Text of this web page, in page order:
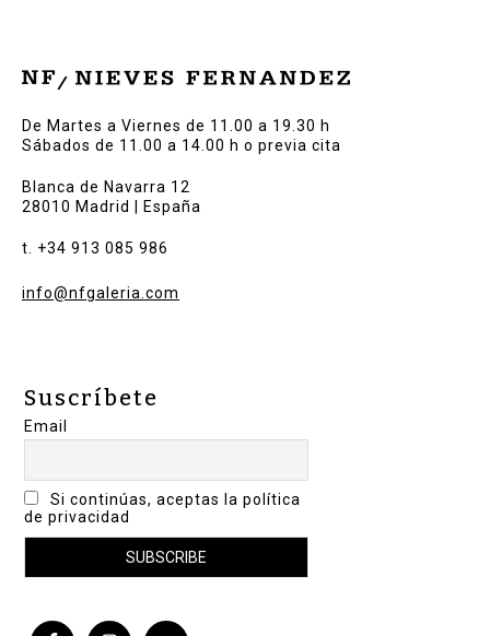
De Martes a Viernes de 11.00 a 19.30 h
Sábados de 11.00 a 14.00 h o previa cita
Blanca de Navarra 12
28010 Madrid | España
t. +34 913 085 986
info@nfgaleria.com
Suscríbete
Email
Si continúas, aceptas la política
de privacidad